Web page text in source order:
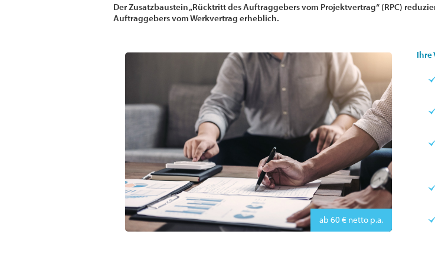
Der Zusatzbaustein „Rücktritt des Auftraggebers vom Projektvertrag“ (RPC)
Auftraggebers vom Werkvertrag erheblich.
ab 60 € netto p.a.
Ihre